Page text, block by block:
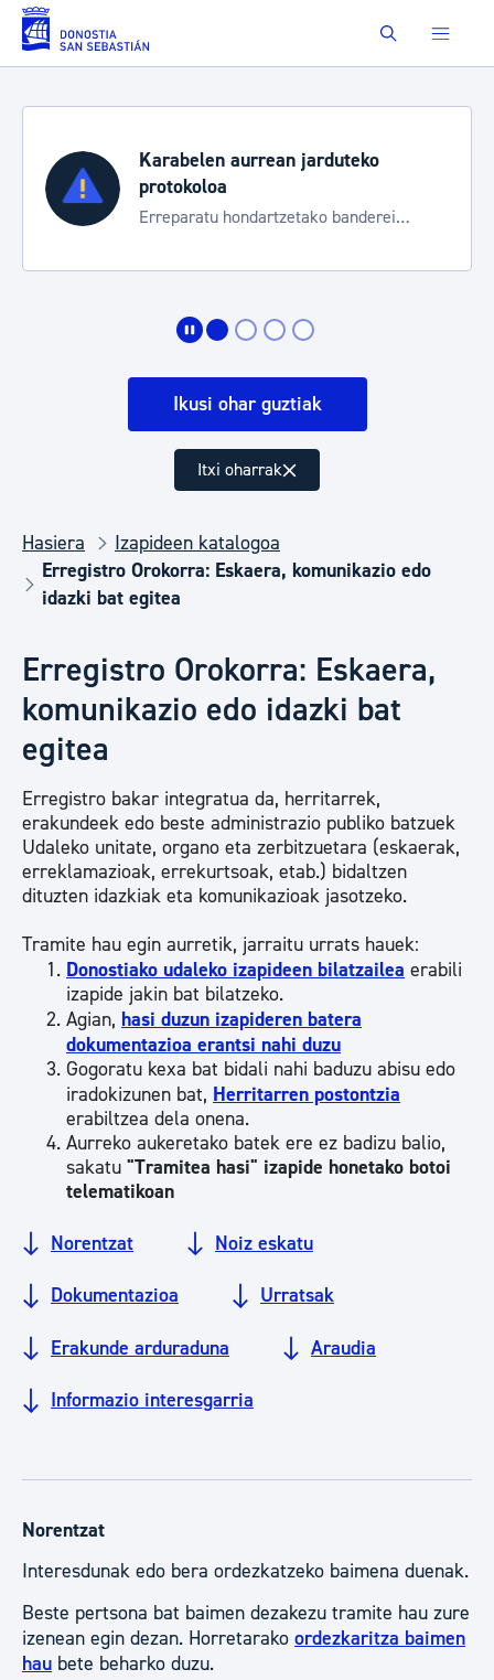
Eduki nagusira joan Buscar
Karabelen aurrean jarduteko
protokoloa
Erreparatu hondartzetako banderei
Ikusi ohar guztiak
Itxi oharrak
Hasiera
Izapideen katalogoa
Erregistro Orokorra: Eskaera, komunikazio edo
idazki bat egitea
Erregistro Orokorra: Eskaera,
komunikazio edo idazki bat
egitea
Erregistro bakar integratua da, herritarrek,
erakundeek edo beste administrazio publiko batzuek
Udaleko unitate, organo eta zerbitzuetara (eskaerak,
erreklamazioak, errekurtsoak, etab.) bidaltzen
dituzten idazkiak eta komunikazioak jasotzeko.
Tramite hau egin aurretik, jarraitu urrats hauek:
Donostiako udaleko izapideen bilatzailea erabili
izapide jakin bat bilatzeko.
Agian, hasi duzun izapideren batera
dokumentazioa erantsi nahi duzu
Gogoratu kexa bat bidali nahi baduzu abisu edo
iradokizunen bat, Herritarren postontzia
erabiltzea dela onena.
Aurreko aukeretako batek ere ez badizu balio,
sakatu "Tramitea hasi" izapide honetako botoi
telematikoan
Norentzat Noiz eskatu
Dokumentazioa Urratsak
Erakunde arduraduna Araudia
Informazio interesgarria
Norentzat
Interesdunak edo bera ordezkatzeko baimena duenak.
Beste pertsona bat baimen dezakezu tramite hau zure
izenean egin dezan. Horretarako ordezkaritza baimen
hau bete beharko duzu.